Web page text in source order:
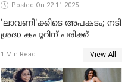
Posted On 22-11-2025
'ലാവണി'ക്കിടെ അപകടം; നടി
ശ്രദ്ധ കപൂറിന് പരിക്ക്
1 Min Read View All